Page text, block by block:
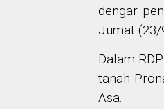
dengar
Jumat (23/
Dalam
tanah
Asa.